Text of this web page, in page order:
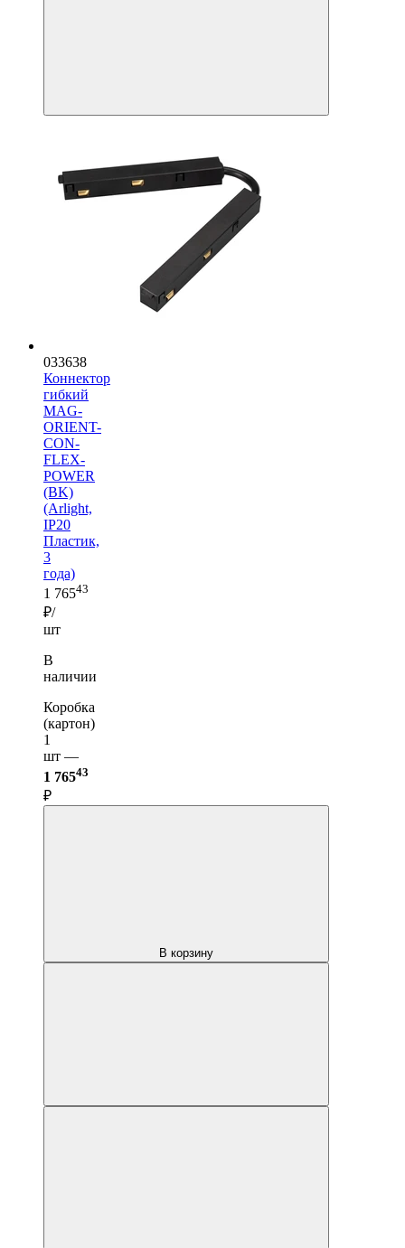
033638
Коннектор
гибкий
MAG-
ORIENT-
CON-
FLEX-
POWER
(BK)
(Arlight,
IP20
Пластик,
3
года)
1 76543
₽/
шт
В
наличии
Коробка
(картон)
1
шт —
1 76543
₽
В корзину